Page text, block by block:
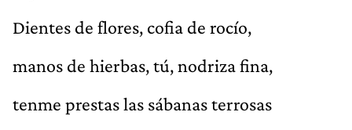
Dientes de flores, cofia de rocío,
manos de hierbas, tú, nodriza fina,
tenme prestas las sábanas terrosas